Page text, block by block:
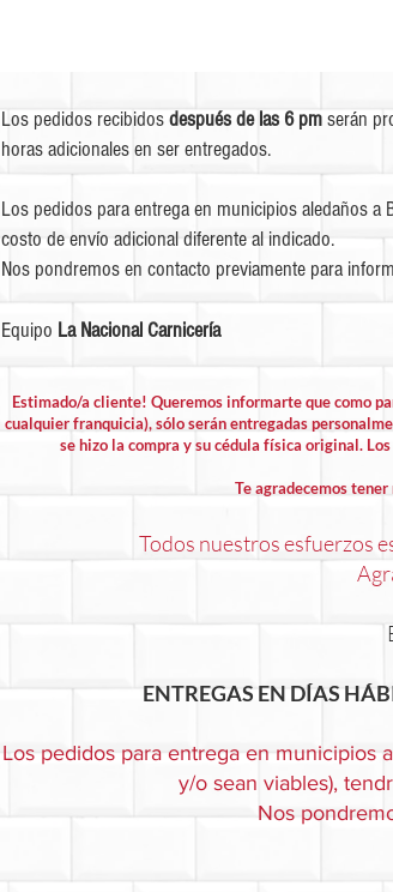
Los pedidos recibidosdespués de las 6 pmserán
horas adicionales en ser entregados.
Los pedidos para entrega en municipios aledaños
costo de envío adicional diferente al indicado.
Nos pondremos en contacto previamente para
Equipo La Nacional Carnicería
Estimado/a cliente! Queremos informarte que como
cualquier franquicia), sólo serán entregadas
se hizo la compra y su cédula física original.
Te agradecemos
Todos nuestros esfuerzos
ENTREGAS EN DÍAS
Los pedidos para entrega en municipios
y/o sean viables),
Nos